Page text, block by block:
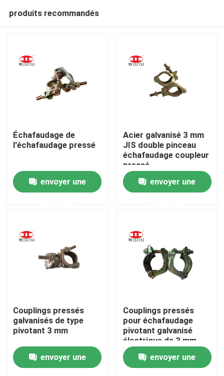
Maison
A propos de nous
Contrôle de qualité
Nouvelles
Cas
produits recommandés
Échafaudage de
l'échafaudage pressé
envoyer une
Acier galvanisé 3 mm
JIS double pinceau
échafaudage coupleur
pressé
envoyer une
Couplings pressés
galvanisés de type
pivotant 3 mm
envoyer une
Couplings pressés
pour échafaudage
pivotant galvanisé
électrique de 3 mm
envoyer une